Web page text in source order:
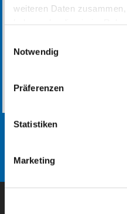
weiteren Daten
Notwendig
Präferenzen
Statistiken
Marketing
unserer Wohngruppe
durch speziell
familiäre
Wohnzimmer gibt es
Die uns
akzeptieren